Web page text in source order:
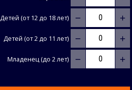
Детей (от 12 до 18 лет) − +
Детей (от 2 до 11 лет) − +
Младенец (до 2 лет) − +